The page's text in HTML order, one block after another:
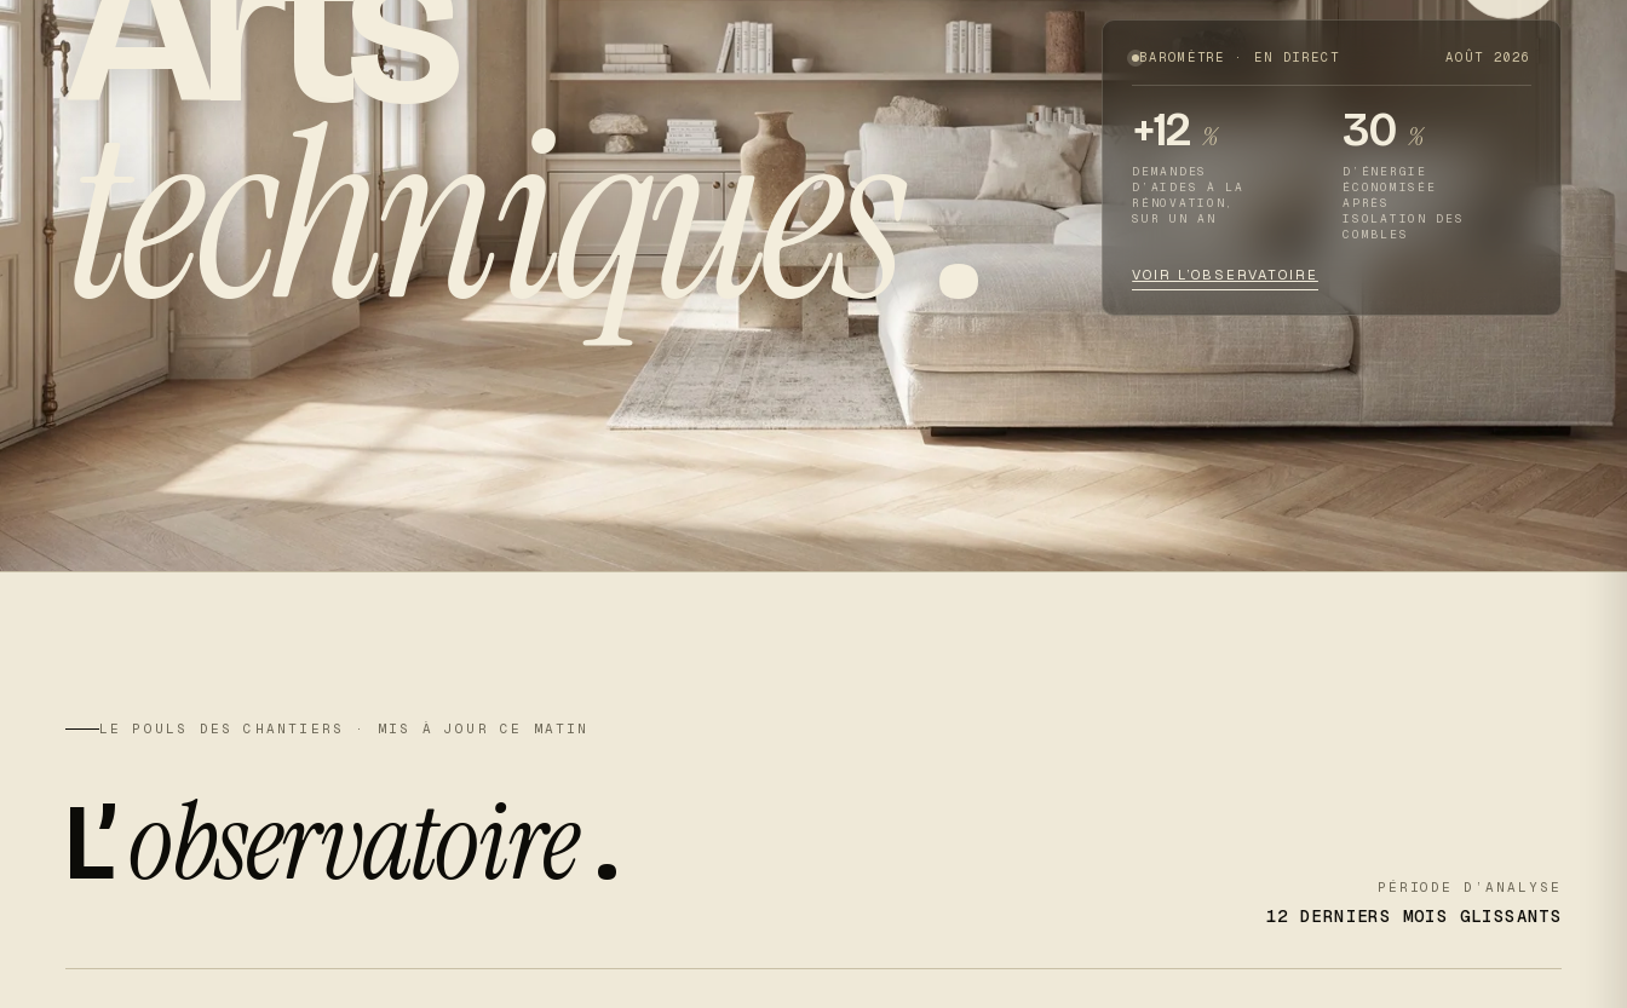
techniques.
BAROMÈTRE · EN DIRECT AOÛT 2026
+12 %
DEMANDES
D’AIDES À LA
RÉNOVATION,
SUR UN AN
30 %
D’ÉNERGIE
ÉCONOMISÉE
APRÈS
ISOLATION DES
COMBLES
VOIR L’OBSERVATOIRE
LE POULS DES CHANTIERS · MIS À JOUR CE MATIN
L’observatoire. PÉRIODE D’ANALYSE
12 DERNIERS MOIS GLISSANTS